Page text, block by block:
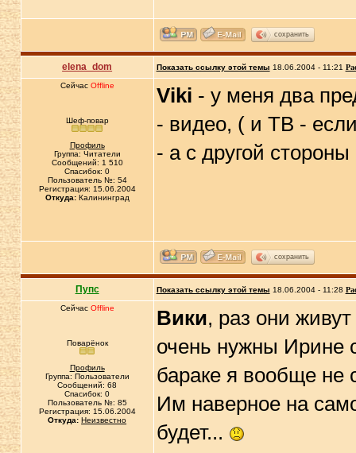
сохранить
elena_dom Показать ссылку этой темы 18.06.2004 - 11:21
Сейчас Offline
Шеф-повар
Профиль
Группа: Читатели
Сообщений: 1 510
Спасибок: 0
Пользователь №: 54
Регистрация: 15.06.2004
Откуда:Калининград
Viki - у меня два
- видео, ( и ТВ -
- а с другой
сохранить
Пупс Показать ссылку этой темы 18.06.2004 - 11:28
Сейчас Offline
Поварёнок
Профиль
Группа: Пользователи
Сообщений: 68
Спасибок: 0
Пользователь №: 85
Регистрация: 15.06.2004
Откуда: Неизвестно
Вики, раз они
очень нужны Ирине
бараке я вообще не
Им наверное на
будет...